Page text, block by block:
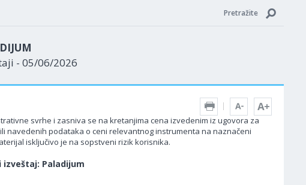
Pretražite
- 05/06/2026
svrhe i zasniva se na kretanjima cena izvedenim iz ugovora za
navedenih podataka o ceni relevantnog instrumenta na naznačeni
isključivo je na sopstveni rizik korisnika.
izveštaj: Paladijum